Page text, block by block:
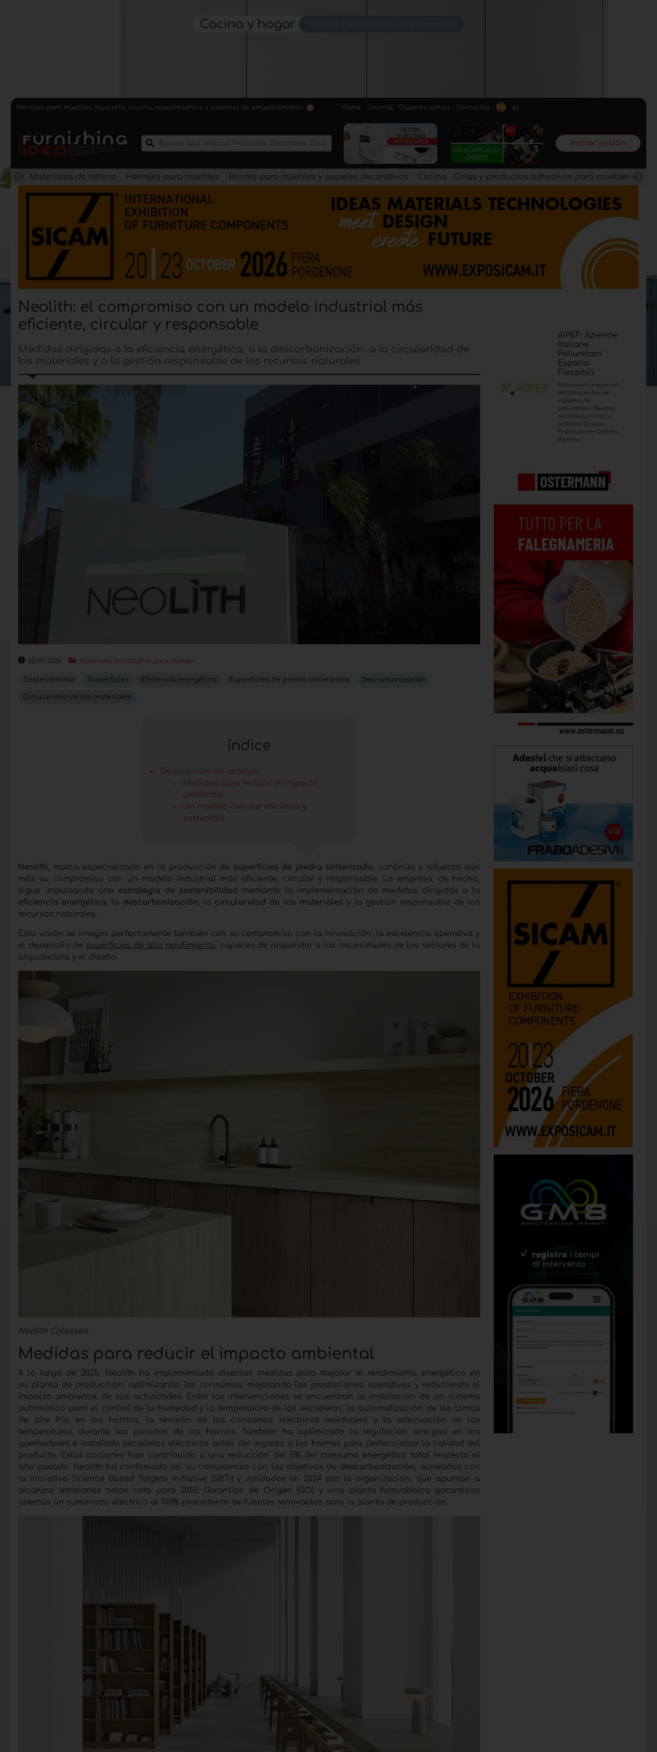
Herrajes para muebles, tapicería, cocina, revestimientos y sistemas de amueblamiento. Home Journal Quienes somos Contactos es
Iniciar sesión
Materiales de relleno Herrajes para muebles Bordes para muebles y papeles decorativos Cocina Colas y productos adhesivos para muebles
Neolith: el compromiso con un modelo industrial más
eficiente, circular y responsable
Medidas dirigidas a la eficiencia energética, a la descarbonización, a la circularidad de
los materiales y a la gestión responsable de los recursos naturales
02/07/2026 Materiales tecnológicos para muebles
Sostenibilidad Superficies Eficiencia energética Superficies de piedra sinterizada Descarbonización
Circularidad de los materiales
índice
Descripción del articulo
Medidas para reducir el impacto
ambiental
Un modelo circular eficiente y
sostenible
Neolith, marca especializada en la producción de superficies de piedra sinterizada, continúa y refuerza aún
más su compromiso con un modelo industrial más eficiente, circular y responsable. La empresa, de hecho,
sigue impulsando una estrategia de sostenibilidad mediante la implementación de medidas dirigidas a la
eficiencia energética, la descarbonización, la circularidad de los materiales y la gestión responsable de los
recursos naturales.
Esta visión se integra perfectamente también con su compromiso con la innovación, la excelencia operativa y
el desarrollo de superficies de alto rendimiento, capaces de responder a las necesidades de los sectores de la
arquitectura y el diseño.
Neolith Colosseo
Medidas para reducir el impacto ambiental
A lo largo de 2025, Neolith ha implementado diversas medidas para mejorar el rendimiento energético en
su planta de producción, optimizando los consumos, mejorando las prestaciones operativas y reduciendo el
impacto ambiental de sus actividades. Entre las intervenciones se encuentran la instalación de un sistema
automático para el control de la humedad y la temperatura de los secaderos, la automatización de las tomas
de aire frío en los hornos, la revisión de los consumos eléctricos residuales y la adecuación de las
temperaturas durante las paradas de los hornos. También ha optimizado la regulación aire-gas en los
quemadores e instalado secaderos eléctricos antes del ingreso a los hornos para perfeccionar la calidad del
producto. Estas acciones han contribuido a una reducción del 5% del consumo energético total respecto al
año pasado. Neolith ha confirmado así su compromiso con los objetivos de descarbonización, alineados con
la iniciativa Science Based Targets initiative (SBTi) y validados en 2024 por la organización, que apuntan a
alcanzar emisiones netas cero para 2050. Garantías de Origen (GO) y una planta fotovoltaica garantizan
además un suministro eléctrico al 100% procedente de fuentes renovables para la planta de producción.
AIPEF: Aziende
Italiane
Poliuretani
Espansi
Flessibili.
Asociación nacional
de fabricantes de
espuma de
poliuretano flexible,
materias primas y
aditivos. Gruppo
Federazione Gomma
Plastica.